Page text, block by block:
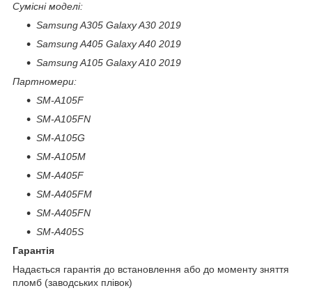
Сумісні моделі:
Samsung A305 Galaxy A30 2019
Samsung A405 Galaxy A40 2019
Samsung A105 Galaxy A10 2019
Партномери:
SM-A105F
SM-A105FN
SM-A105G
SM-A105M
SM-A405F
SM-A405FM
SM-A405FN
SM-A405S
Гарантія
Надається гарантія до встановлення або до моменту зняття
пломб (заводських плівок)